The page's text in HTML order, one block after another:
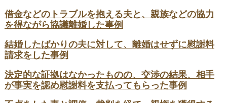
借金などのトラブルを抱える夫と、親族などの協力
を得ながら協議離婚した事例
結婚したばかりの夫に対して、離婚はせずに慰謝料
請求をした事例
決定的な証拠はなかったものの、交渉の結果、相手
が事実を認め慰謝料を支払ってもらった事例